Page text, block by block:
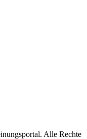
Alle Rechte